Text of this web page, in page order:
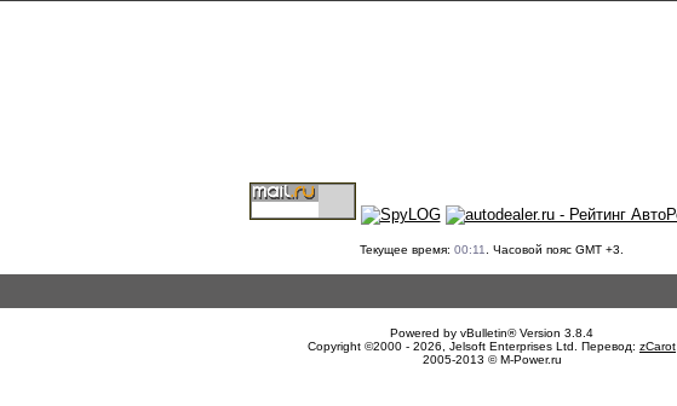
Текущее время: 00:11 . Часовой пояс GMT +3.
Powered by vBulletin® Version 3.8.4
Copyright ©2000 - 2026, Jelsoft Enterprises Ltd. Перевод: zCarot
2005-2013 © M-Power.ru